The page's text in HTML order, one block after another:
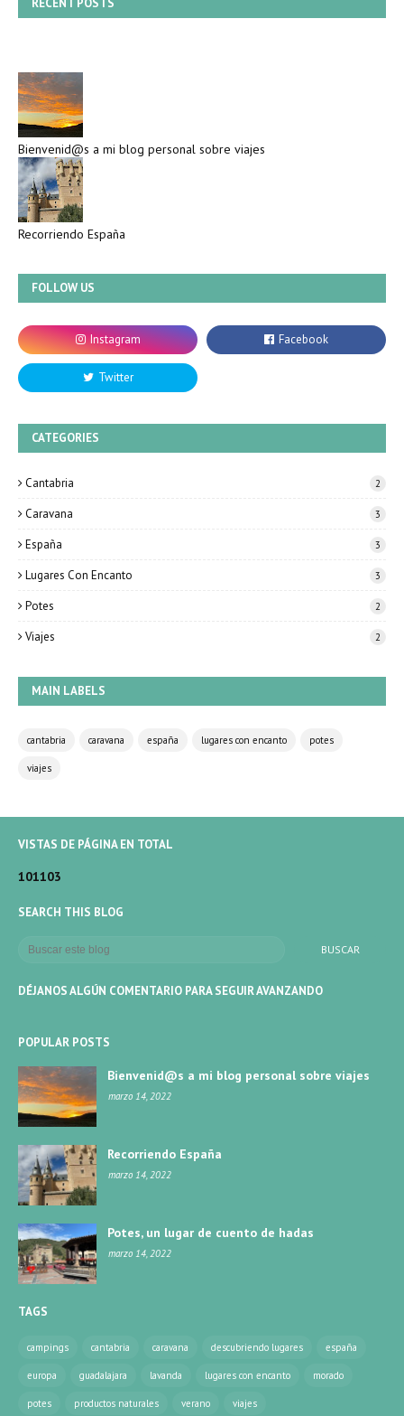
RECENT POSTS
Bienvenid@s a mi blog personal sobre viajes
Recorriendo España
FOLLOW US
CATEGORIES
Cantabria 2
Caravana 3
España 3
Lugares Con Encanto 3
Potes 2
Viajes 2
MAIN LABELS
cantabria caravana españa lugares con encanto potes
viajes
VISTAS DE PÁGINA EN TOTAL
101103
SEARCH THIS BLOG
DÉJANOS ALGÚN COMENTARIO PARA SEGUIR AVANZANDO
POPULAR POSTS
Bienvenid@s a mi blog personal sobre viajes
marzo 14, 2022
Recorriendo España
marzo 14, 2022
Potes, un lugar de cuento de hadas
marzo 14, 2022
TAGS
campings cantabria caravana descubriendo lugares españa
europa guadalajara lavanda lugares con encanto morado
potes productos naturales verano viajes